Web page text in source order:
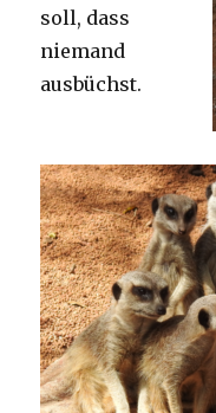
soll, dass
niemand
ausbüchst.